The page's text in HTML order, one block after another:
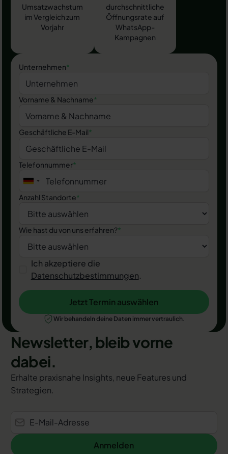
Umsatzwachstum
im Vergleich zum
Vorjahr
durchschnittliche
Öffnungsrate auf
WhatsApp-
Kampagnen
Unternehmen*
Vorname & Nachname*
Geschäftliche E-Mail*
Telefonnummer*
Anzahl Standorte*
Wie hast du von uns erfahren?*
Ich akzeptiere die
Datenschutzbestimmungen.
Jetzt Termin auswählen
Jetzt Termin auswählen
Wir behandeln deine Daten immer vertraulich.
Newsletter, bleib vorne
dabei.
Erhalte praxisnahe Insights, neue Features und
Strategien.
Anmelden
Anmelden